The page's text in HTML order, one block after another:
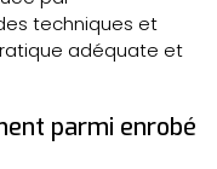
techniques et
adéquate et
parmi enrobé